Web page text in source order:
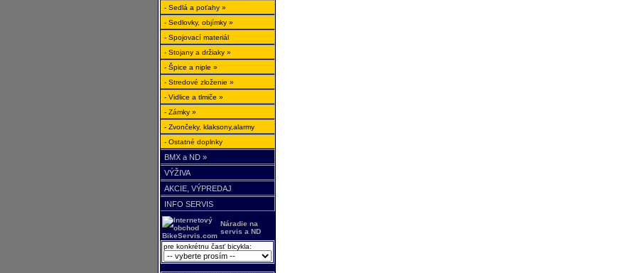
- Sedlá a poťahy »
- Sedlovky, objímky »
- Spojovací materiál
- Stojany a držiaky »
- Špice a niple »
- Stredové zloženie »
- Vidlice a tlmiče »
- Zámky »
- Zvončeky, klaksony,alarmy
- Ostatné doplnky
BMX a ND »
VÝŽIVA
AKCIE, VÝPREDAJ
INFO SERVIS
Náradie na
servis a ND
pre konkrétnu časť bicykla: